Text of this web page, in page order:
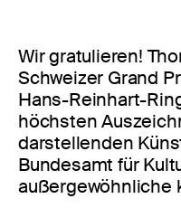
Wir gratulieren!
Schweizer Grand
Hans-Reinhart-
höchsten
darstellenden
Bundesamt für
außergewöhnliche